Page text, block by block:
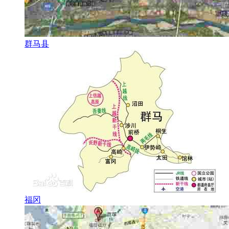
群马县
福冈